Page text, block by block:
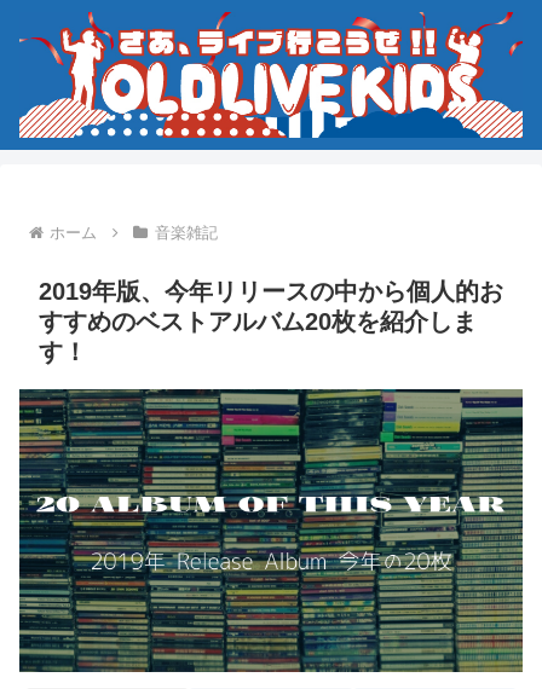
ホーム 音楽雑記
2019年版、今年リリースの中から個人的お
すすめのベストアルバム20枚を紹介しま
す！